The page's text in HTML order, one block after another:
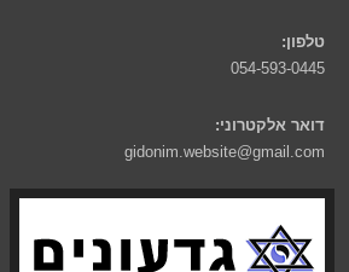
טלפון:
054-593-0445
דואר אלקטרוני:
gidonim.website@gmail.com